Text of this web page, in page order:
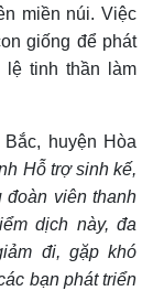
miền núi. Việc
giống để phát
lệ tinh thần làm
huyện Hòa
Hỗ trợ sinh kế,
viên thanh
dịch này, đa
đi, gặp khó
bạn phát triển